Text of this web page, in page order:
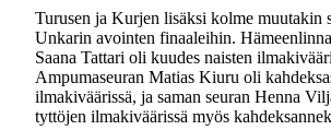
Turusen ja Kurjen lisäksi kolme muutakin
Unkarin avointen finaaleihin.
Saana Tattari oli kuudes naisten
Ampumaseuran Matias Kiuru oli
ilmakiväärissä, ja saman seuran Henna
tyttöjen ilmakiväärissä myös